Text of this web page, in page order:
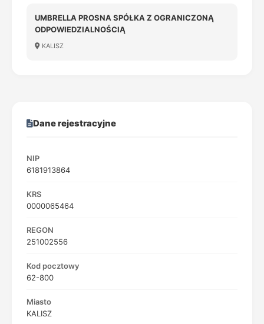
UMBRELLA PROSNA SPÓŁKA Z OGRANICZONĄ
ODPOWIEDZIALNOŚCIĄ
KALISZ
Dane rejestracyjne
NIP
6181913864
KRS
0000065464
REGON
251002556
Kod pocztowy
62-800
Miasto
KALISZ